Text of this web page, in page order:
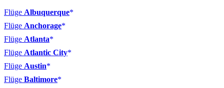
Flüge Albuquerque
Flüge Anchorage
Flüge Atlanta
Flüge Atlantic City
Flüge Austin
Flüge Baltimore